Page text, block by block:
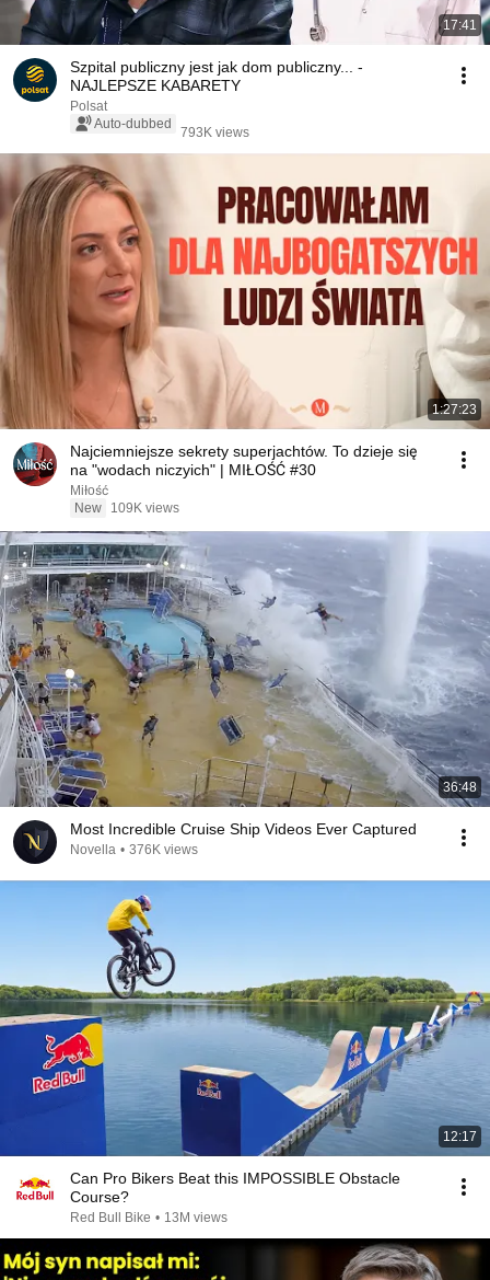
17:41
Szpital publiczny jest jak dom publiczny... -
NAJLEPSZE KABARETY
Polsat
Auto-dubbed
793K views
1:27:23
Najciemniejsze sekrety superjachtów. To dzieje się
na "wodach niczyich" | MIŁOŚĆ #30
Miłość
New
109K views
36:48
Most Incredible Cruise Ship Videos Ever Captured
Novella • 376K views
12:17
Can Pro Bikers Beat this IMPOSSIBLE Obstacle
Course?
Red Bull Bike • 13M views